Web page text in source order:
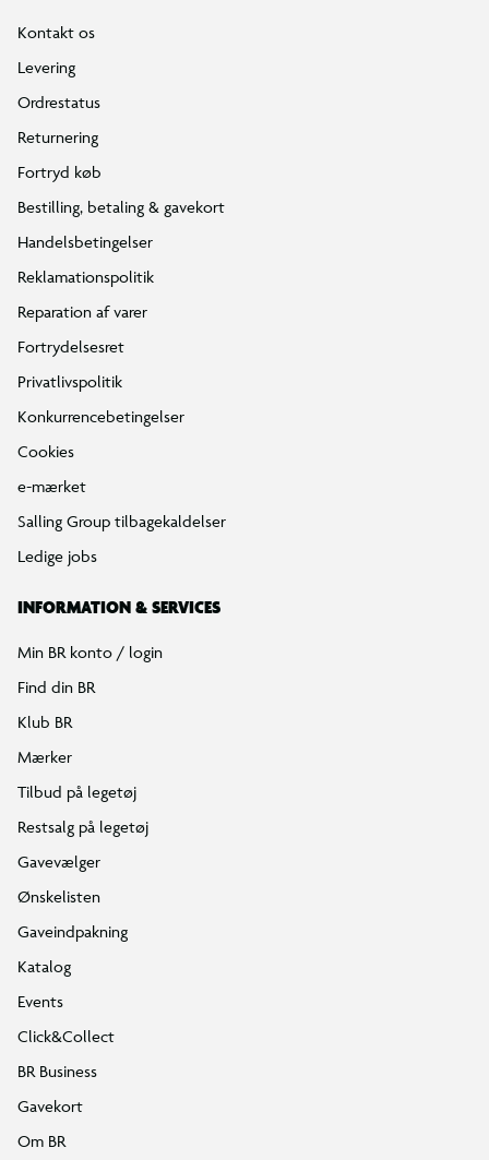
Kontakt os
Levering
Ordrestatus
Returnering
Fortryd køb
Bestilling, betaling & gavekort
Handelsbetingelser
Reklamationspolitik
Reparation af varer
Fortrydelsesret
Privatlivspolitik
Konkurrencebetingelser
Cookies
e-mærket
Salling Group tilbagekaldelser
Ledige jobs
INFORMATION & SERVICES
Min BR konto / login
Find din BR
Klub BR
Mærker
Tilbud på legetøj
Restsalg på legetøj
Gavevælger
Ønskelisten
Gaveindpakning
Katalog
Events
Click&Collect
BR Business
Gavekort
Om BR